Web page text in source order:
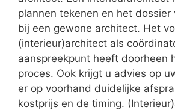
plannen tekenen en het dossier
bij een gewone architect. Het
(interieur)architect als
aanspreekpunt heeft doorheen
proces. Ook krijgt u advies op
er op voorhand duidelijke
kostprijs en de timing.